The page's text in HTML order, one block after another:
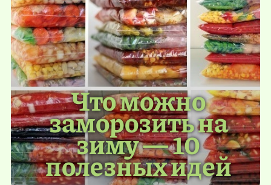
Что можно
заморозить на
зиму — 10
полезных идей